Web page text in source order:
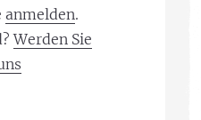
anmelden.
Werden Sie